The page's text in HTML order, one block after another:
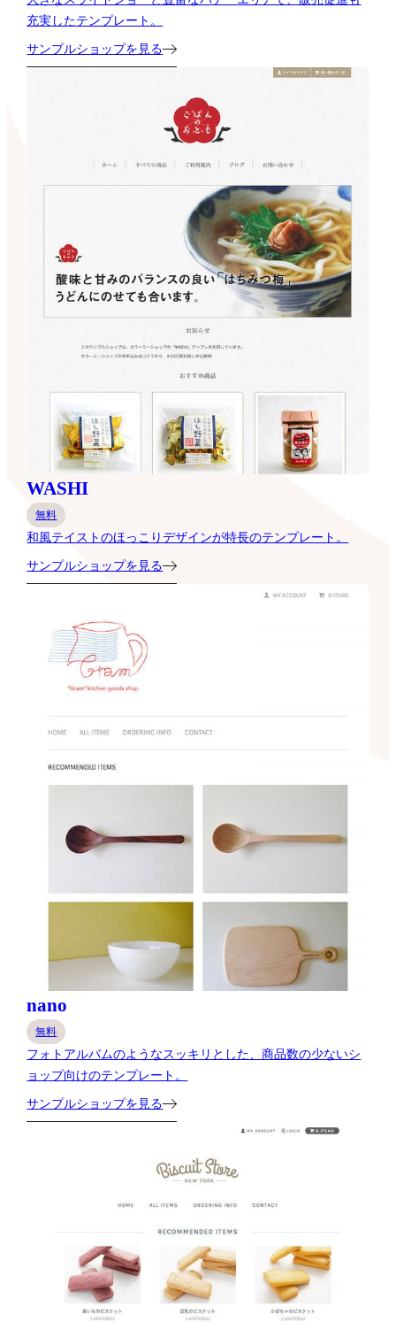
充実したテンプレート。
サンプルショップを見る
WASHI
無料
和風テイストのほっこりデザインが特長のテンプレート。
サンプルショップを見る
nano
無料
フォトアルバムのようなスッキリとした、商品数の少ないシ
ョップ向けのテンプレート。
サンプルショップを見る